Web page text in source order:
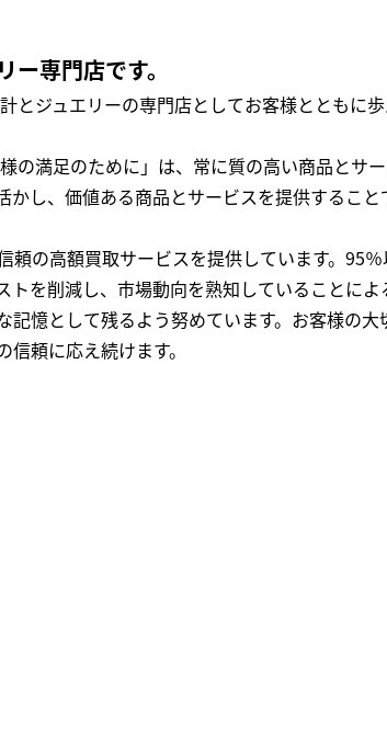
専門店です。
とジュエリーの専門店としてお客様とともに
の満足のために」は、常に質の高い商品とサ
し、価値ある商品とサービスを提供するこ
の高額買取サービスを提供しています。95
を削減し、市場動向を熟知していることによ
憶として残るよう努めています。お客様の
頼に応え続けます。